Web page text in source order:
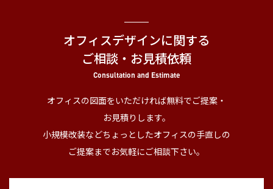
オフィスデザインに関する
ご相談・お見積依頼
Consultation and Estimate
オフィスの図面をいただければ無料でご提案・
お見積りします。
小規模改装などちょっとしたオフィスの手直しの
ご提案までお気軽にご相談下さい。